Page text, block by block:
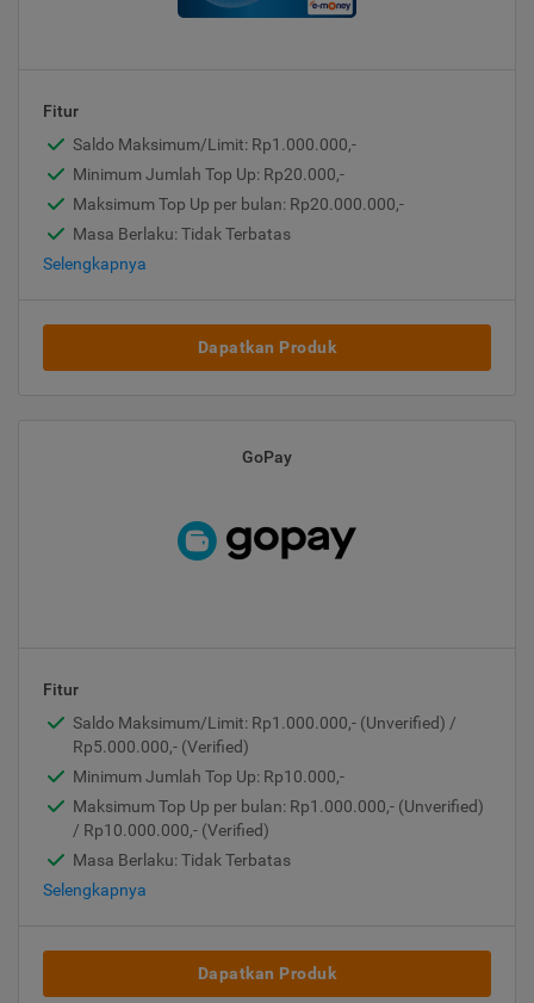
Fitur
Saldo Maksimum/Limit: Rp1.000.000,-
Minimum Jumlah Top Up: Rp20.000,-
Maksimum Top Up per bulan: Rp20.000.000,-
Masa Berlaku: Tidak Terbatas
Selengkapnya
Dapatkan Produk
GoPay
Fitur
Saldo Maksimum/Limit: Rp1.000.000,- (Unverified) /
Rp5.000.000,- (Verified)
Minimum Jumlah Top Up: Rp10.000,-
Maksimum Top Up per bulan: Rp1.000.000,- (Unverified)
/ Rp10.000.000,- (Verified)
Masa Berlaku: Tidak Terbatas
Selengkapnya
Dapatkan Produk